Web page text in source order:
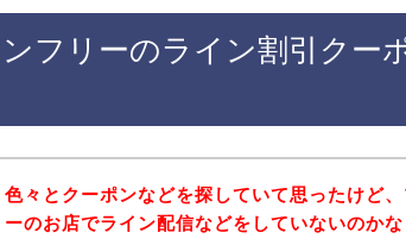
フリーのライン割引クー
色々とクーポンなどを探していて思ったけど
ーのお店でライン配信などをしていないのかな